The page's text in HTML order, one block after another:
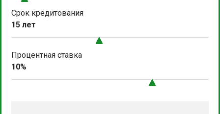
Срок кредитования
15 лет
Процентная ставка
10%